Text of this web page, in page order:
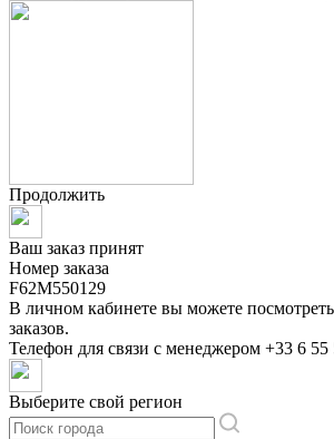
Продолжить
Ваш заказ принят
Номер заказа
F62M550129
В личном кабинете вы можете
заказов.
Телефон для связи с менеджером +33 6 55
Выберите свой регион